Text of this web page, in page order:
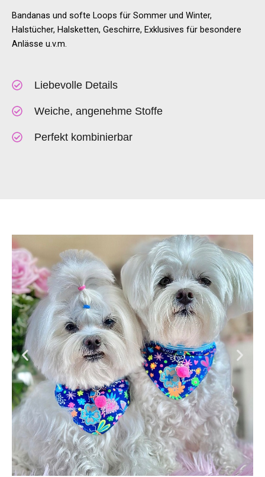
Bandanas und softe Loops für Sommer und Winter,
Halstücher, Halsketten, Geschirre, Exklusives für besondere
Anlässe u.v.m.
Liebevolle Details
Weiche, angenehme Stoffe
Perfekt kombinierbar